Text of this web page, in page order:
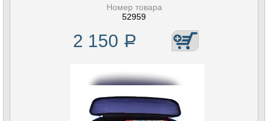
Номер товара
52959
2 150 Р